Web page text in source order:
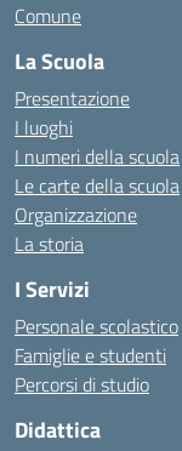
Comune
La Scuola
Presentazione
I luoghi
I numeri della scuola
Le carte della scuola
Organizzazione
La storia
I Servizi
Personale scolastico
Famiglie e studenti
Percorsi di studio
Didattica